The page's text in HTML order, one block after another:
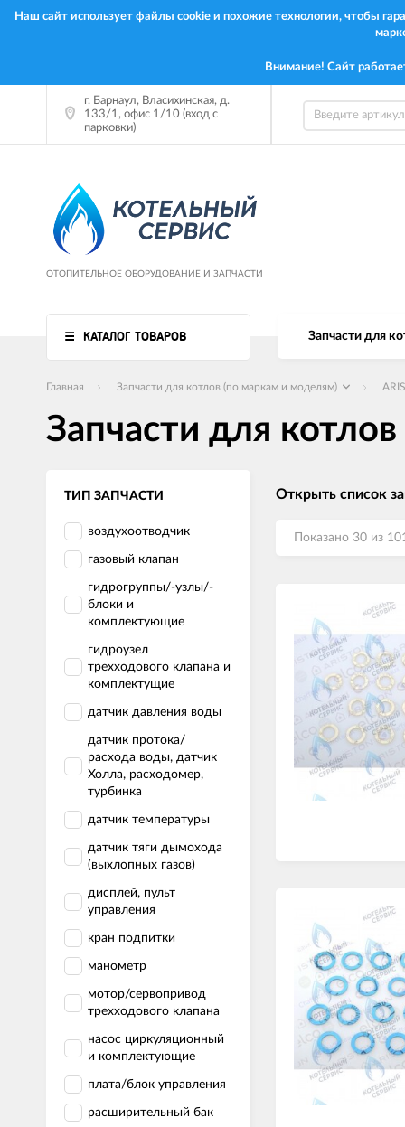
Наш сайт использует файлы cookie и похожие технологии, чтобы
Внимание! Сайт
г. Барнаул, Власихинская, д.
133/1, офис 1/10 (вход с
парковки)
ОТОПИТЕЛЬНОЕ ОБОРУДОВАНИЕ И ЗАПЧАСТИ
КАТАЛОГ ТОВАРОВ Запчасти для
Главная Запчасти для котлов (по маркам и моделям)
Запчасти для
ТИП ЗАПЧАСТИ
воздухоотводчик
газовый клапан
гидрогруппы/-узлы/-
блоки и
комплектующие
гидроузел
трехходового клапана и
комплектущие
датчик давления воды
датчик протока/
расхода воды, датчик
Холла, расходомер,
турбинка
датчик температуры
датчик тяги дымохода
(выхлопных газов)
дисплей, пульт
управления
кран подпитки
манометр
мотор/сервопривод
трехходового клапана
насос циркуляционный
и комплектующие
плата/блок управления
расширительный бак
Открыть список
Показано 30 из